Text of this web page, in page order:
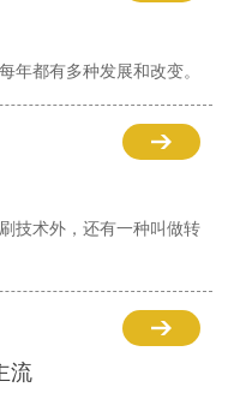
年都有多种发展和改变。
技术外，还有一种叫做转
流